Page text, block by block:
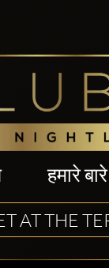
हमारे
AT THE